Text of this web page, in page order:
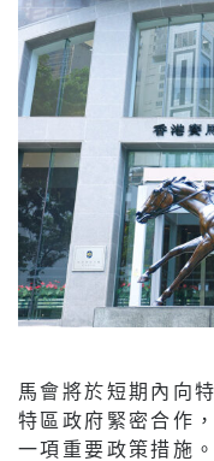
馬會將於短期內向
特區政府緊密合作
一項重要政策措施。